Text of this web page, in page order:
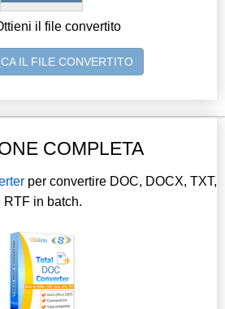
il file convertito
IL FILE CONVERTITO
COMPLETA
per convertire DOC, DOCX, TXT,
RTF in batch.